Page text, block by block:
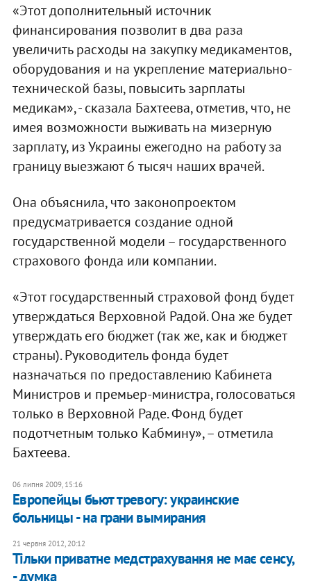
«Этот дополнительный источник
финансирования позволит в два раза
увеличить расходы на закупку медикаментов,
оборудования и на укрепление материально-
технической базы, повысить зарплаты
медикам», - сказала Бахтеева, отметив, что, не
имея возможности выживать на мизерную
зарплату, из Украины ежегодно на работу за
границу выезжают 6 тысяч наших врачей.
Она объяснила, что законопроектом
предусматривается создание одной
государственной модели – государственного
страхового фонда или компании.
«Этот государственный страховой фонд будет
утверждаться Верховной Радой. Она же будет
утверждать его бюджет (так же, как и бюджет
страны). Руководитель фонда будет
назначаться по предоставлению Кабинета
Министров и премьер-министра, голосоваться
только в Верховной Раде. Фонд будет
подотчетным только Кабмину», – отметила
Бахтеева.
06 липня 2009, 15:16
Европейцы бьют тревогу: украинские
больницы - на грани вымирания
21 червня 2012, 20:12
Тільки приватне медстрахування не має сенсу,
- думка